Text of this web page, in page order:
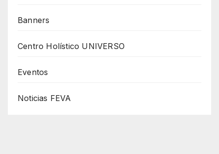
Banners
Centro Holístico UNIVERSO
Eventos
Noticias FEVA